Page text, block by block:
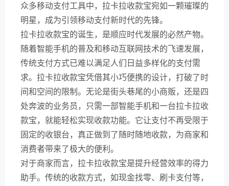
众多移动支付工具中，拉卡拉收款宝宛如一颗璀璨的
明星，成为引领移动支付新时代的先锋。
拉卡拉收款宝的诞生，是顺应时代发展的必然产物。
随着智能手机的普及和移动互联网技术的飞速发展，
传统支付方式已难以满足人们日益多样化的支付需
求。拉卡拉收款宝凭借其小巧便携的设计，打破了时
间和空间的限制。无论是街头巷尾的小商贩，还是四
处奔波的业务员，只需一部智能手机和一台拉卡拉收
款宝，就能轻松实现收款功能。它让支付不再受限于
固定的收银台，真正做到了随时随地收款，为商家和
消费者带来了极大的便利。
对于商家而言，拉卡拉收款宝是提升经营效率的得力
助手。传统的收款方式，如现金找零、刷卡支付等，